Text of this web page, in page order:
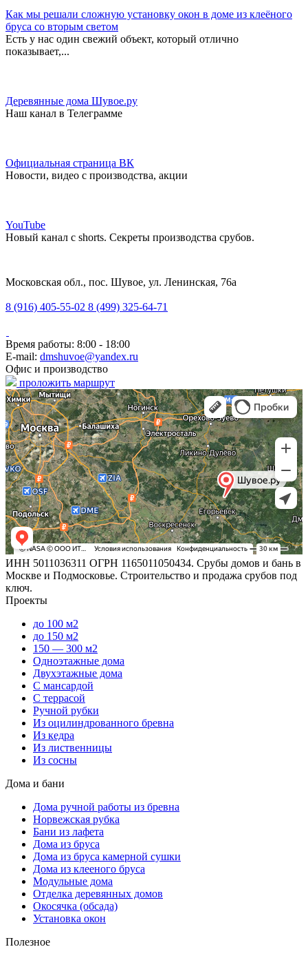
Как мы решали сложную установку окон в доме из клеёного
бруса со вторым светом
Есть у нас один свежий объект, который отлично
показывает,...
Деревянные дома Шувое.ру
Наш канал в Телеграмме
Официальная страница ВК
Новости, видео с производства, акции
YouTube
Новый канал с shorts. Секреты производства срубов.
Московская обл., пос. Шувое, ул. Ленинская, 76а
8 (916) 405-55-02 8 (499) 325-64-71
Время работы: 8:00 - 18:00
E-mail: dmshuvoe@yandex.ru
Офис и производство
проложить маршрут
ИНН 5011036311 ОГРН 1165011050434. Срубы домов и бань в
Москве и Подмосковье. Строительство и продажа срубов под
ключ.
Проекты
до 100 м2
до 150 м2
150 — 300 м2
Одноэтажные дома
Двухэтажные дома
С мансардой
С террасой
Ручной рубки
Из оцилиндрованного бревна
Из кедра
Из лиственницы
Из сосны
Дома и бани
Дома ручной работы из бревна
Норвежская рубка
Бани из лафета
Дома из бруса
Дома из бруса камерной сушки
Дома из клееного бруса
Модульные дома
Отделка деревянных домов
Окосячка (обсада)
Установка окон
Полезное